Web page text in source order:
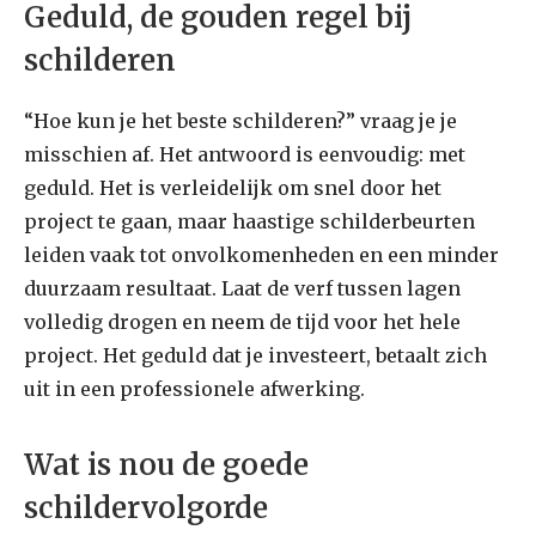
Geduld, de gouden regel bij
schilderen
“Hoe kun je het beste schilderen?” vraag je je
misschien af. Het antwoord is eenvoudig: met
geduld. Het is verleidelijk om snel door het
project te gaan, maar haastige schilderbeurten
leiden vaak tot onvolkomenheden en een minder
duurzaam resultaat. Laat de verf tussen lagen
volledig drogen en neem de tijd voor het hele
project. Het geduld dat je investeert, betaalt zich
uit in een professionele afwerking.
Wat is nou de goede
schildervolgorde